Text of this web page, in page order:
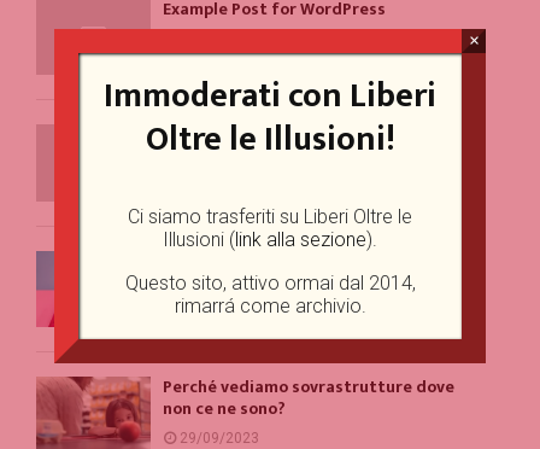
Example Post for WordPress
Example Post for WordPress
(forse)
20/10/2023
Perché vediamo sovrastrutture dove
non ce ne sono?
29/09/2023
Immoderati con Liberi
Oltre le Illusioni!
Ci siamo trasferiti su Liberi Oltre le
Illusioni (link alla sezione).
Questo sito, attivo ormai dal 2014,
rimarrá come archivio.
×